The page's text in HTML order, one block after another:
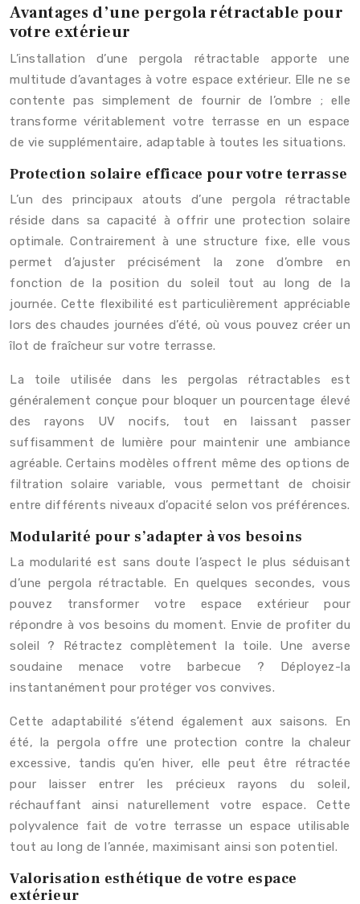
Avantages d’une pergola rétractable pour
votre extérieur
L’installation d’une pergola rétractable apporte une
multitude d’avantages à votre espace extérieur. Elle ne se
contente pas simplement de fournir de l’ombre ; elle
transforme véritablement votre terrasse en un espace
de vie supplémentaire, adaptable à toutes les situations.
Protection solaire efficace pour votre terrasse
L’un des principaux atouts d’une pergola rétractable
réside dans sa capacité à offrir une protection solaire
optimale. Contrairement à une structure fixe, elle vous
permet d’ajuster précisément la zone d’ombre en
fonction de la position du soleil tout au long de la
journée. Cette flexibilité est particulièrement appréciable
lors des chaudes journées d’été, où vous pouvez créer un
îlot de fraîcheur sur votre terrasse.
La toile utilisée dans les pergolas rétractables est
généralement conçue pour bloquer un pourcentage élevé
des rayons UV nocifs, tout en laissant passer
suffisamment de lumière pour maintenir une ambiance
agréable. Certains modèles offrent même des options de
filtration solaire variable, vous permettant de choisir
entre différents niveaux d’opacité selon vos préférences.
Modularité pour s’adapter à vos besoins
La modularité est sans doute l’aspect le plus séduisant
d’une pergola rétractable. En quelques secondes, vous
pouvez transformer votre espace extérieur pour
répondre à vos besoins du moment. Envie de profiter du
soleil ? Rétractez complètement la toile. Une averse
soudaine menace votre barbecue ? Déployez-la
instantanément pour protéger vos convives.
Cette adaptabilité s’étend également aux saisons. En
été, la pergola offre une protection contre la chaleur
excessive, tandis qu’en hiver, elle peut être rétractée
pour laisser entrer les précieux rayons du soleil,
réchauffant ainsi naturellement votre espace. Cette
polyvalence fait de votre terrasse un espace utilisable
tout au long de l’année, maximisant ainsi son potentiel.
Valorisation esthétique de votre espace
extérieur